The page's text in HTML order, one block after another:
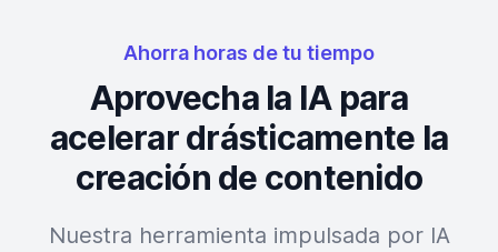
Ahorra horas de tu tiempo
Aprovecha la IA para
acelerar drásticamente la
creación de contenido
Nuestra herramienta impulsada por IA